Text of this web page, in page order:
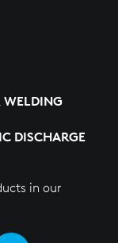
WELDING
DISCHARGE
in our